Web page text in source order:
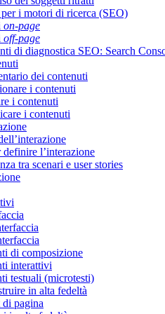
i motori di ricerca (SEO)
on-page
off-page
di diagnostica SEO: Search
dei contenuti
i contenuti
i contenuti
i contenuti
definire l’interazione
tra scenari e user stories
di composizione
interattivi
testuali (microtesti)
in alta fedeltà
pagina